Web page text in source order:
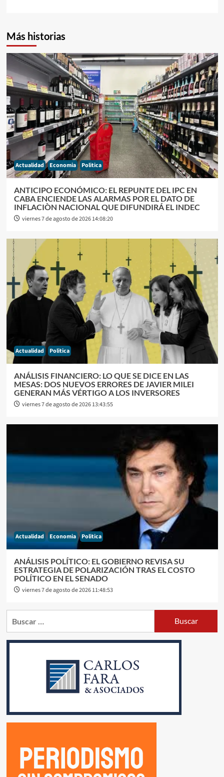
Más historias
Actualidad Economia Politica
ANTICIPO ECONÓMICO: EL REPUNTE DEL IPC EN
CABA ENCIENDE LAS ALARMAS POR EL DATO DE
INFLACIÒN NACIONAL QUE DIFUNDIRÁ EL INDEC
viernes 7 de agosto de 2026 14:08:20
Actualidad Politica
ANÁLISIS FINANCIERO: LO QUE SE DICE EN LAS
MESAS: DOS NUEVOS ERRORES DE JAVIER MILEI
GENERAN MÁS VÉRTIGO A LOS INVERSORES
viernes 7 de agosto de 2026 13:43:55
Actualidad Economia Politica
ANÁLISIS POLÍTICO: EL GOBIERNO REVISA SU
ESTRATEGIA DE POLARIZACIÓN TRAS EL COSTO
POLÍTICO EN EL SENADO
viernes 7 de agosto de 2026 11:48:53